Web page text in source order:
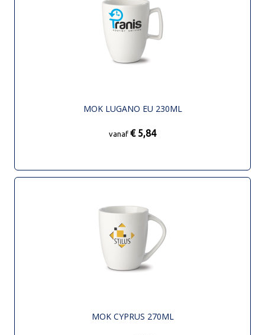
MOK LUGANO EU 230ML
vanaf € 5,84
MOK CYPRUS 270ML